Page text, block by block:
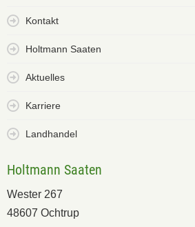
Kontakt
Holtmann Saaten
Aktuelles
Karriere
Landhandel
Holtmann Saaten
Wester 267
48607 Ochtrup